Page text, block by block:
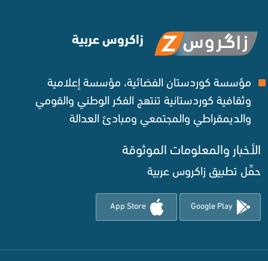
زاكروس عربية
مؤسسة كوردستان الفضائية، مؤسسة إعلامية
وثقافية كوردستانية تنتهج الفكر الوطني والقومي
والديمقراطي والمجتمعي ومبادئ العدالة ‌
الأخبار والمعلومات الموثوقة‌
حمِّل تطبيق زاكروس عربية
Google Play
App Store